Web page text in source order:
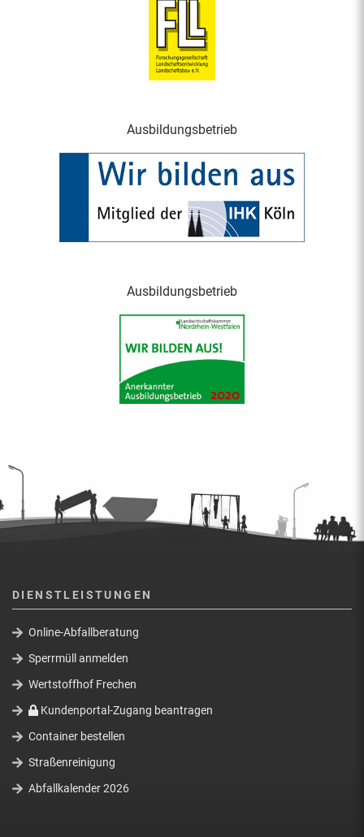
Ausbildungsbetrieb
Ausbildungsbetrieb
DIENSTLEISTUNGEN
Online-Abfallberatung
Sperrmüll anmelden
Wertstoffhof Frechen
Kundenportal-Zugang beantragen
Container bestellen
Straßenreinigung
Abfallkalender 2026